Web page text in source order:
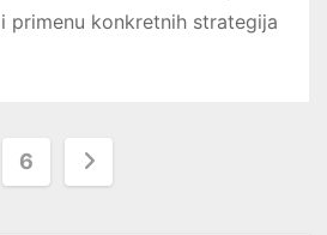
primenu konkretnih strategija
6